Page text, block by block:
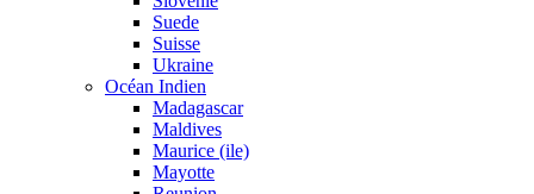
Suede
Suisse
Ukraine
Océan Indien
Madagascar
Maldives
Maurice (ile)
Mayotte